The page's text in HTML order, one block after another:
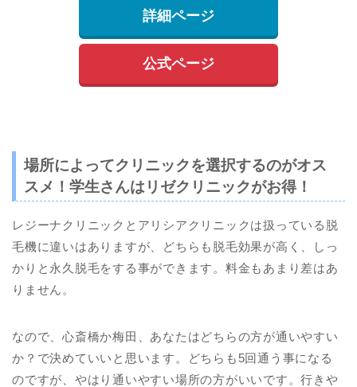
詳細ページ
公式ページ
場所によってクリニックを選択するのがオス
スメ！学生さんはリゼクリニックがお得！
レジーナクリニックとアリシアクリニックは扱っている脱
毛機に違いはありますが、どちらも脱毛効果が高く、しっ
かりと永久脱毛をする事ができます。料金もあまり差はあ
りません。
なので、心斎橋か梅田、あなたはどちらの方が通いやすい
か？で決めていいと思います。どちらも5回通う事になる
のですが、やはり通いやすい場所の方がいいです。行きや